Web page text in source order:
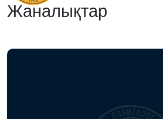
Жаналықтар